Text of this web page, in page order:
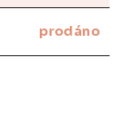
prodáno